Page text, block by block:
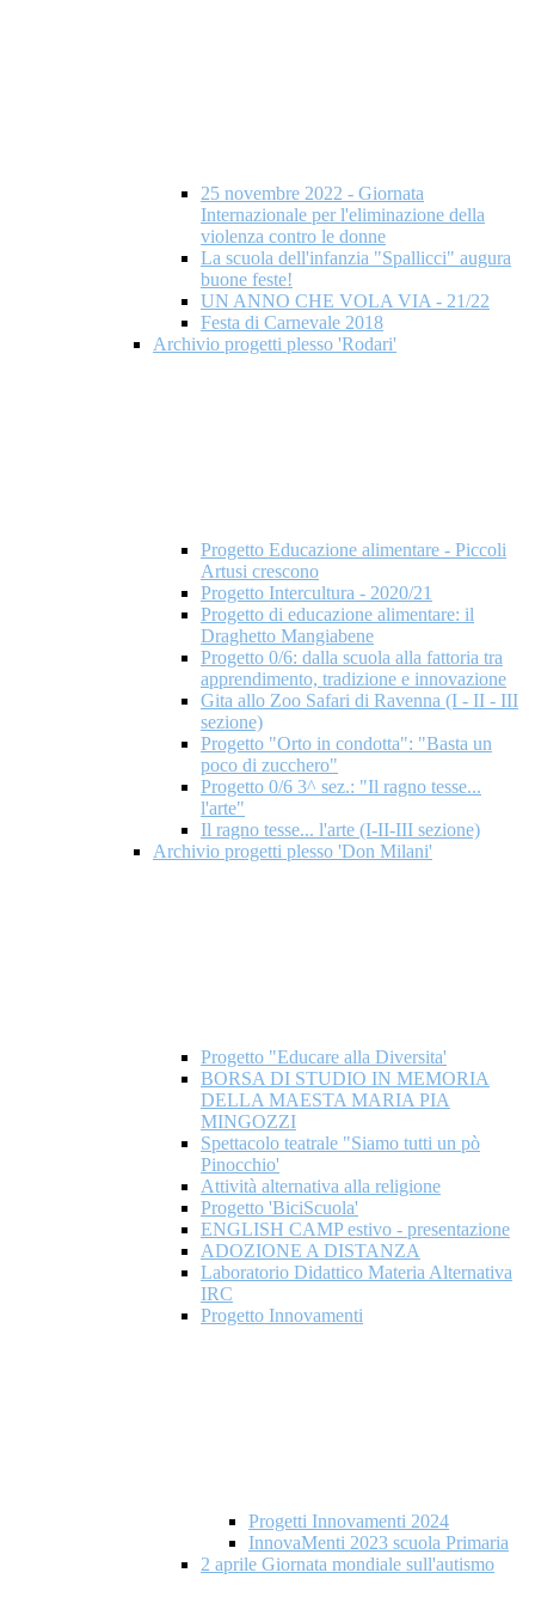
25 novembre 2022 - Giornata
Internazionale per l'eliminazione della
violenza contro le donne
La scuola dell'infanzia "Spallicci" augura
buone feste!
UN ANNO CHE VOLA VIA - 21/22
Festa di Carnevale 2018
Archivio progetti plesso 'Rodari'
Progetto Educazione alimentare - Piccoli
Artusi crescono
Progetto Intercultura - 2020/21
Progetto di educazione alimentare: il
Draghetto Mangiabene
Progetto 0/6: dalla scuola alla fattoria tra
apprendimento, tradizione e innovazione
Gita allo Zoo Safari di Ravenna (I - II - III
sezione)
Progetto "Orto in condotta": "Basta un
poco di zucchero"
Progetto 0/6 3^ sez.: "Il ragno tesse...
l'arte"
Il ragno tesse... l'arte (I-II-III sezione)
Archivio progetti plesso 'Don Milani'
Progetto "Educare alla Diversita'
BORSA DI STUDIO IN MEMORIA
DELLA MAESTA MARIA PIA
MINGOZZI
Spettacolo teatrale "Siamo tutti un pò
Pinocchio'
Attività alternativa alla religione
Progetto 'BiciScuola'
ENGLISH CAMP estivo - presentazione
ADOZIONE A DISTANZA
Laboratorio Didattico Materia Alternativa
IRC
Progetto Innovamenti
Progetti Innovamenti 2024
InnovaMenti 2023 scuola Primaria
2 aprile Giornata mondiale​ sull'autismo